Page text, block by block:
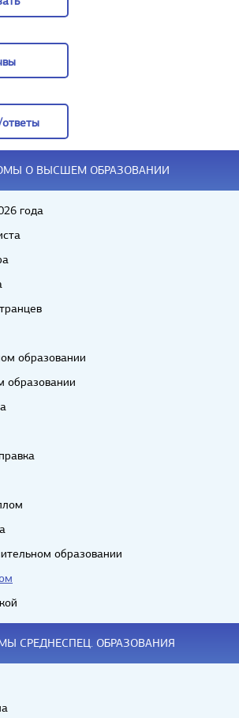
О ВЫСШЕМ ОБРАЗОВАНИИ
года
образовании
образовании
СРЕДНЕСПЕЦ. ОБРАЗОВАНИЯ